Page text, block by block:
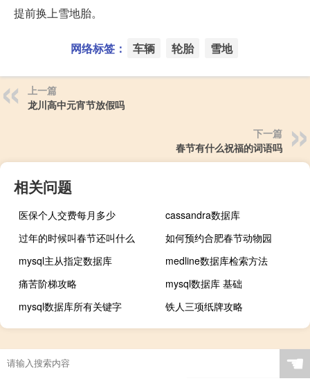
提前换上雪地胎。
网络标签： 车辆 轮胎 雪地
上一篇
龙川高中元宵节放假吗
下一篇
春节有什么祝福的词语吗
相关问题
医保个人交费每月多少
cassandra数据库
过年的时候叫春节还叫什么
如何预约合肥春节动物园
mysql主从指定数据库
medline数据库检索方法
痛苦阶梯攻略
mysql数据库 基础
mysql数据库所有关键字
铁人三项纸牌攻略
☚